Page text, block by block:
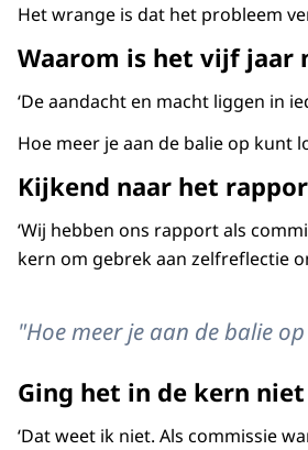
Het wrange is dat het probleem
Waarom is het vijf jaar
‘De aandacht en macht liggen in
Hoe meer je aan de balie op
Kijkend naar het
‘Wij hebben ons rapport als
kern om gebrek aan zelfreflectie
"Hoe meer je aan de balie
Ging het in de kern
‘Dat weet ik niet. Als commissie